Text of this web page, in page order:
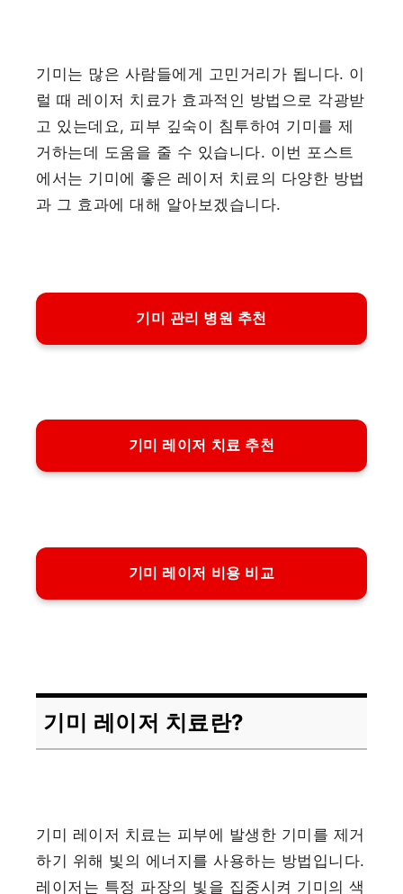
기미는 많은 사람들에게 고민거리가 됩니다. 이
럴 때 레이저 치료가 효과적인 방법으로 각광받
고 있는데요, 피부 깊숙이 침투하여 기미를 제
거하는데 도움을 줄 수 있습니다. 이번 포스트
에서는 기미에 좋은 레이저 치료의 다양한 방법
과 그 효과에 대해 알아보겠습니다.
기미 관리 병원 추천
기미 레이저 치료 추천
기미 레이저 비용 비교
기미 레이저 치료란?
기미 레이저 치료는 피부에 발생한 기미를 제거
하기 위해 빛의 에너지를 사용하는 방법입니다.
레이저는 특정 파장의 빛을 집중시켜 기미의 색